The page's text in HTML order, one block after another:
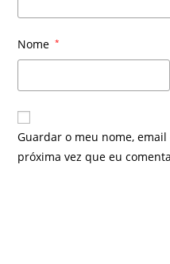
Nome *
Guardar o meu nome,
próxima vez que eu